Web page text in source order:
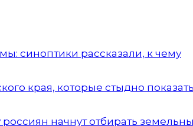
синоптики рассказали, к чему
края, которые стыдно
начнут отбирать